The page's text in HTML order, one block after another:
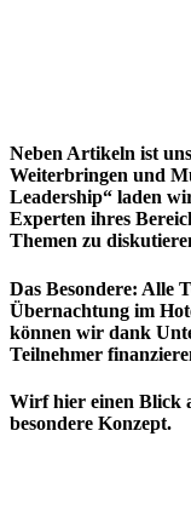
Neben Artikeln ist
Weiterbringen und
Leadership“ laden
Experten ihres
Themen zu
Das Besondere: Alle
Übernachtung im
können wir dank
Teilnehmer
Wirf hier einen Blick
besondere Konzept.